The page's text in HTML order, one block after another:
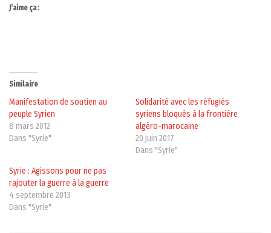
J’aime ça :
Similaire
Manifestation de soutien au
peuple Syrien
8 mars 2012
Dans "Syrie"
Solidarité avec les réfugiés
syriens bloqués à la frontière
algéro-marocaine
20 juin 2017
Dans "Syrie"
Syrie : Agissons pour ne pas
rajouter la guerre à la guerre
4 septembre 2013
Dans "Syrie"